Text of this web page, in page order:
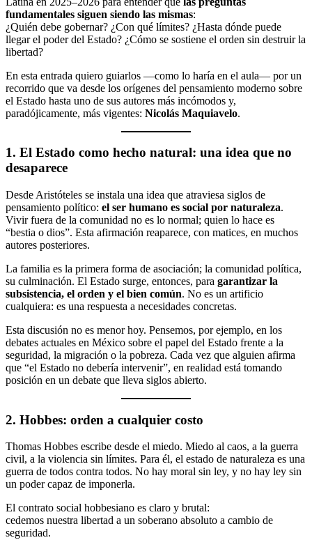
fundamentales siguen siendo las mismas:
¿Quién debe gobernar? ¿Con qué límites? ¿Hasta dónde puede
llegar el poder del Estado? ¿Cómo se sostiene el orden sin destruir la
libertad?
En esta entrada quiero guiarlos —como lo haría en el aula— por un
recorrido que va desde los orígenes del pensamiento moderno sobre
el Estado hasta uno de sus autores más incómodos y,
paradójicamente, más vigentes: Nicolás Maquiavelo.
1. El Estado como hecho natural: una idea que no
desaparece
Desde Aristóteles se instala una idea que atraviesa siglos de
pensamiento político: el ser humano es social por naturaleza.
Vivir fuera de la comunidad no es lo normal; quien lo hace es
“bestia o dios”. Esta afirmación reaparece, con matices, en muchos
autores posteriores.
La familia es la primera forma de asociación; la comunidad política,
su culminación. El Estado surge, entonces, para garantizar la
subsistencia, el orden y el bien común. No es un artificio
cualquiera: es una respuesta a necesidades concretas.
Esta discusión no es menor hoy. Pensemos, por ejemplo, en los
debates actuales en México sobre el papel del Estado frente a la
seguridad, la migración o la pobreza. Cada vez que alguien afirma
que “el Estado no debería intervenir”, en realidad está tomando
posición en un debate que lleva siglos abierto.
2. Hobbes: orden a cualquier costo
Thomas Hobbes escribe desde el miedo. Miedo al caos, a la guerra
civil, a la violencia sin límites. Para él, el estado de naturaleza es una
guerra de todos contra todos. No hay moral sin ley, y no hay ley sin
un poder capaz de imponerla.
El contrato social hobbesiano es claro y brutal:
cedemos nuestra libertad a un soberano absoluto a cambio de
seguridad.